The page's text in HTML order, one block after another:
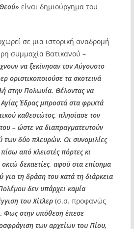
» είναι δημιούργημα του
σε μια ιστορική αναδρομή
συμμαχία Βατικανού –
να ξεκίνησαν τον Αύγουστο
οριστικοποιούσε τα σκοτεινά
στην Πολωνία. Θέλοντας να
Αγίας Έδρας μπροστά στα φρικτά
καθεστώτος, πλησίασε τον
– ώστε να διαπραγματευτούν
των δύο πλευρών. Οι συνομιλίες
από κλειστές πόρτες κι
οκτώ δεκαετίες, αφού στα επίσημα
για τη δράση του κατά τη διάρκεια
δεν υπάρχει καμία
του Χίτλερ (σ.σ. προφανώς
. Φως στην υπόθεση έπεσε
των αρχείων του Πίου,